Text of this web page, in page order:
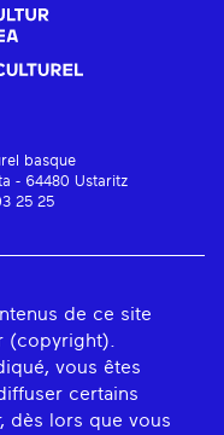
basque
- 64480 Ustaritz
25 25
de ce site
(copyright).
vous êtes
certains
dès lors que vous